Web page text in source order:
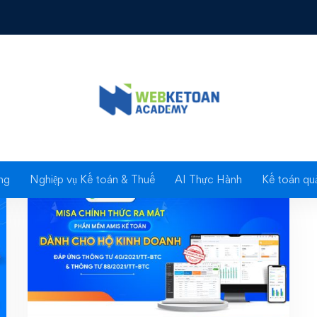
Nghiệp vụ Kế toán & Thuế AI Thực Hành Kế toán